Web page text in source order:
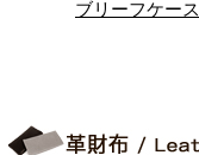
ブリーフケース